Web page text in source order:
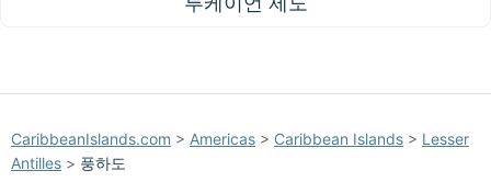
CaribbeanIslands.com > Americas > Caribbean Islands > Lesser
Antilles > 풍하도